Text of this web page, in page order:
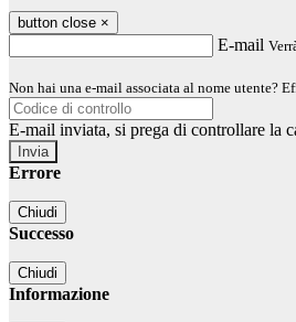
button close ×
E-mail
Non hai una e-mail associata al nome utente?
E-mail inviata, si prega di controllare la
Errore
Chiudi
Successo
Chiudi
Informazione